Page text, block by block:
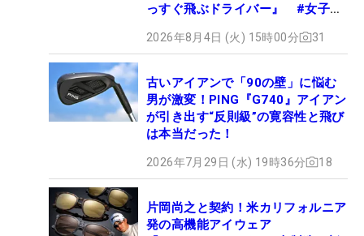
っすぐ飛ぶドライバー』 #女子プ
2026年8月4日 (火) 15時00分 31
古いアイアンで「90の壁」に悩む
男が激変！PING『G740』アイアン
が引き出す“反則級”の寛容性と飛び
は本当だった！
2026年7月29日 (水) 19時36分 18
片岡尚之と契約！米カリフォルニア
発の高機能アイウェア